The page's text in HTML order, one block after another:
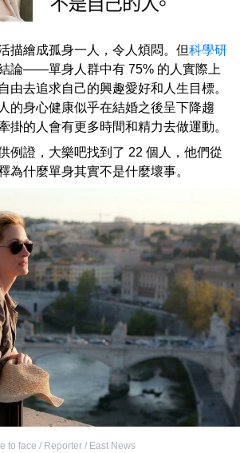
描繪成孤身一人，令人煩悶。但科學研
論——單身人群中有 75% 的人實際上
由去追求自己的興趣愛好和人生目標。
的身心健康似乎在結婚之後呈下降趨
掛的人會有更多時間和精力去做運動。
例證，大樂吧找到了 22 個人，他們從
為什麼單身其實不是什麼壞事。
to face / Reporter / East News